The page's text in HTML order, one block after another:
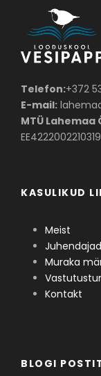
Telefon:+372
E-mail:
MTÜ
KASULIKUD
Meist
Juhendajad
Muraka
Kontakt
BLOGI